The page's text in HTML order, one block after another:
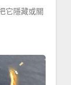
它隱藏或關